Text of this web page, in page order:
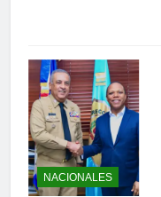
NACIONALES